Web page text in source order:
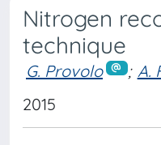
Nitrogen
technique
G. Provolo ; A.
2015